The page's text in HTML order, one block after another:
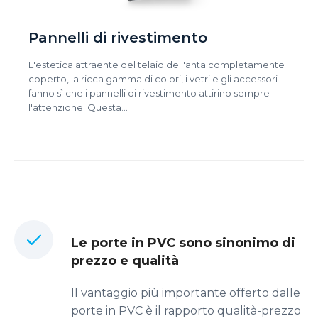
Pannelli di rivestimento
L'estetica attraente del telaio dell'anta completamente
coperto, la ricca gamma di colori, i vetri e gli accessori
fanno sì che i pannelli di rivestimento attirino sempre
l'attenzione. Questa…
Le porte in PVC sono sinonimo di
prezzo e qualità
Il vantaggio più importante offerto dalle
porte in PVC è il rapporto qualità-prezzo